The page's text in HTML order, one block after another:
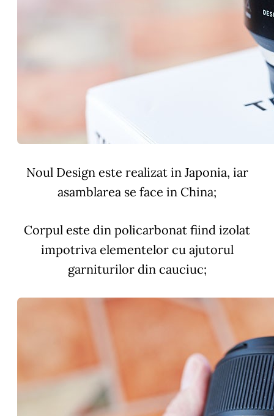
Noul Design este realizat in Japonia, iar
asamblarea se face in China;
Corpul este din policarbonat fiind izolat
impotriva elementelor cu ajutorul
garniturilor din cauciuc;